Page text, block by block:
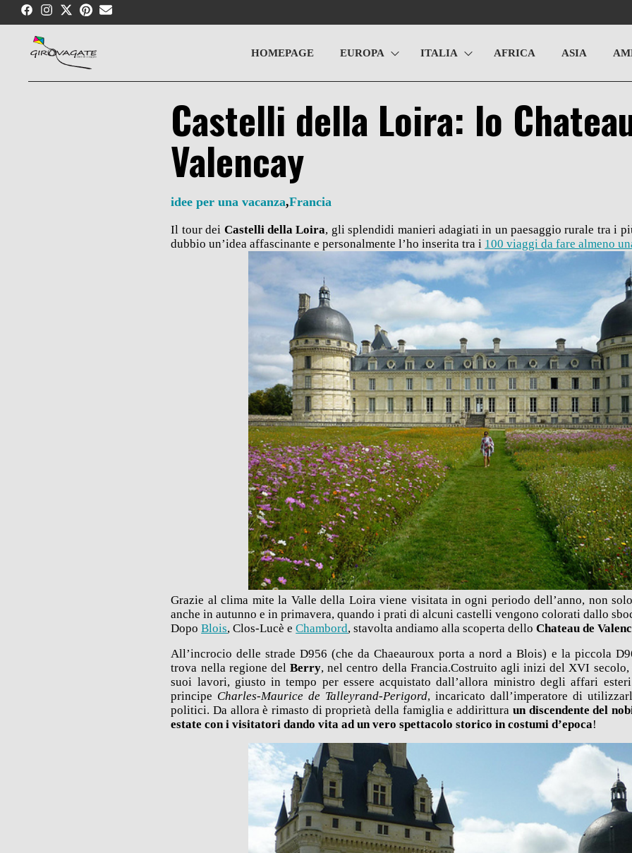
Skip
content
HOMEPAGE EUROPA ITALIA AFRICA ASIA
Castelli della Loira: lo
Valencay
idee per una vacanza,Francia
Il tour dei Castelli della Loira, gli splendidi manieri adagiati in un paesaggio rurale tra i
dubbio un’idea affascinante e personalmente l’ho inserita tra i 100 viaggi da fare almeno
Grazie al clima mite la Valle della Loira viene visitata in ogni periodo dell’anno, non
anche in autunno e in primavera, quando i prati di alcuni castelli vengono colorati dallo
DopoBlois, Clos-Lucè eChambord, stavolta andiamo alla scoperta dello Chateau de
All’incrocio delle strade D956 (che da Chaeauroux porta a nord a Blois) e la piccola
trova nella regione delBerry, nel centro della Francia.Costruito agli inizi del XVI
suoi lavori, giusto in tempo per essere acquistato dall’allora ministro degli affari
principe Charles-Maurice de Talleyrand-Perigord, incaricato dall’imperatore di
politici. Da allora è rimasto di proprietà della famiglia e addirittura un discendente del
estate con i visitatori dando vita ad un vero spettacolo storico in costumi d’epoca!